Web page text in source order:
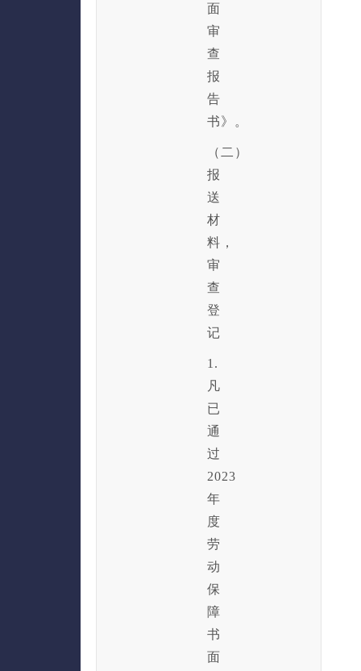
面
审
查
报
告
书》。
（二）
报
送
材
料，
审
查
登
记
1.
凡
已
通
过
2023
年
度
劳
动
保
障
书
面